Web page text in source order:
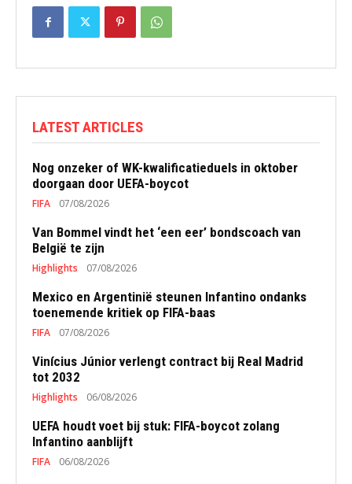
LATEST ARTICLES
Nog onzeker of WK-kwalificatieduels in oktober
doorgaan door UEFA-boycot
FIFA 07/08/2026
Van Bommel vindt het ‘een eer’ bondscoach van
België te zijn
Highlights 07/08/2026
Mexico en Argentinië steunen Infantino ondanks
toenemende kritiek op FIFA-baas
FIFA 07/08/2026
Vinícius Júnior verlengt contract bij Real Madrid
tot 2032
Highlights 06/08/2026
UEFA houdt voet bij stuk: FIFA-boycot zolang
Infantino aanblijft
FIFA 06/08/2026